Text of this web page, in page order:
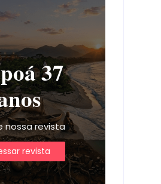
37
nossa revista
revista